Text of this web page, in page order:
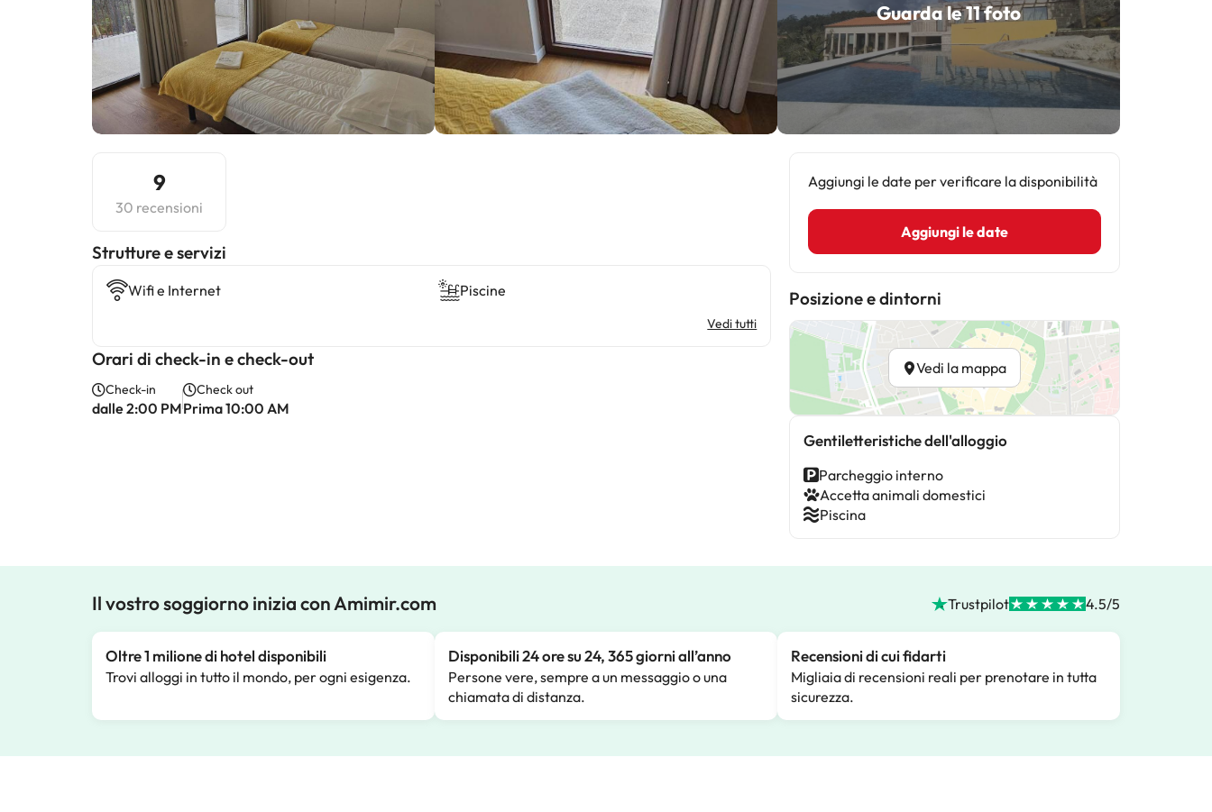
Guarda le 11 foto
9
30 recensioni
​Strutture e servizi
Wifi e Internet Piscine
Vedi tutti
Orari di check-in e check-out
Check-in
dalle 2:00 PM
Check out
Prima 10:00 AM
Aggiungi le date per verificare la disponibilità
Aggiungi le date
Posizione e dintorni
Vedi la mappa
Gentiletteristiche dell'alloggio
Parcheggio interno
Accetta animali domestici
Piscina
Il vostro soggiorno inizia con Amimir.com Trustpilot 4.5/5
Oltre 1 milione di hotel disponibili
Trovi alloggi in tutto il mondo, per ogni esigenza.
Disponibili 24 ore su 24, 365 giorni all’anno
Persone vere, sempre a un messaggio o una
chiamata di distanza.
Recensioni di cui fidarti
Migliaia di recensioni reali per prenotare in tutta
sicurezza.